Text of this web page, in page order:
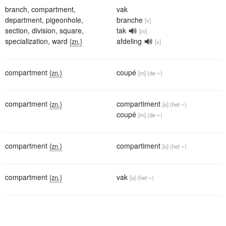
branch, compartment,
department, pigeonhole,
section, division, square,
specialization, ward {zn.}
vak
branche [v]
tak [m]
afdeling [v]
compartment {zn.} coupé [m] (de ~)
compartment {zn.} compartiment [o] (het ~)
coupé [m] (de ~)
compartment {zn.} compartiment [o] (het ~)
compartment {zn.} vak [o] (het ~)